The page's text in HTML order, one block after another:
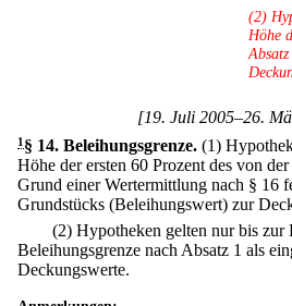
(2)
Höhe
[19. Juli 2005–26.
1§ 14. Beleihungsgrenze. (1)
Höhe der ersten 60 Prozent des von
Grund einer Wertermittlung nach § 16
Grundstücks (Beleihungswert) zur
(2) Hypotheken gelten nur bis zur
Beleihungsgrenze nach Absatz 1 als
Deckungswerte.